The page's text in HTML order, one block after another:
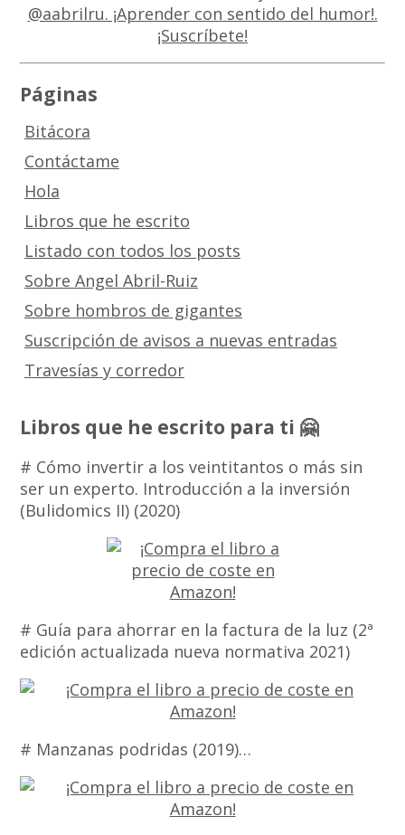
Páginas
Bitácora
Contáctame
Hola
Libros que he escrito
Listado con todos los posts
Sobre Angel Abril-Ruiz
Sobre hombros de gigantes
Suscripción de avisos a nuevas entradas
Travesías y corredor
Libros que he escrito para ti 🤗
# Cómo invertir a los veintitantos o más sin
ser un experto. Introducción a la inversión
(Bulidomics II) (2020)
# Guía para ahorrar en la factura de la luz (2ª
edición actualizada nueva normativa 2021)
# Manzanas podridas (2019)…